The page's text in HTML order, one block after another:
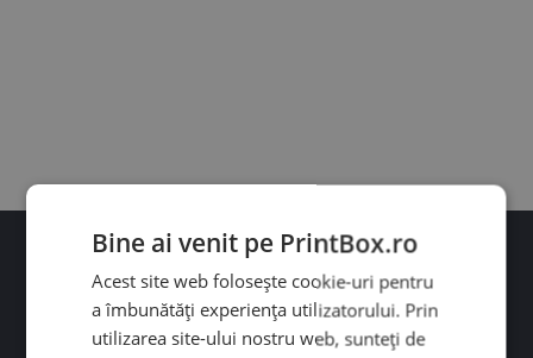
Bine ai venit pe PrintBox.ro
Acest site web folosește cookie-uri pentru
a îmbunătăți experiența utilizatorului. Prin
utilizarea site-ului nostru web, sunteți de